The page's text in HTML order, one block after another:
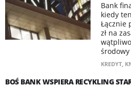
Bank
kiedy
Łącznie
zł na
KREDYT,
BOŚ BANK WSPIERA RECYKLING